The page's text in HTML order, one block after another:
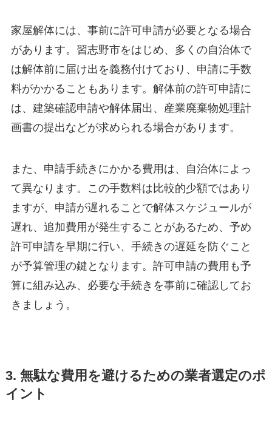
家屋解体には、事前に許可申請が必要となる場合
があります。習志野市をはじめ、多くの自治体で
は解体前に届け出を義務付けており、申請に手数
料がかかることもあります。解体前の許可申請に
は、建築確認申請や解体届出、産業廃棄物処理計
画書の提出などが求められる場合があります。
また、申請手続きにかかる費用は、自治体によっ
て異なります。この手数料は比較的少額ではあり
ますが、申請が遅れることで解体スケジュールが
遅れ、追加費用が発生することがあるため、予め
許可申請を早期に行い、手続きの遅延を防ぐこと
が予算管理の鍵となります。許可申請の費用も予
算に組み込み、必要な手続きを事前に確認してお
きましょう。
3. 無駄な費用を避けるための業者選定のポ
イント